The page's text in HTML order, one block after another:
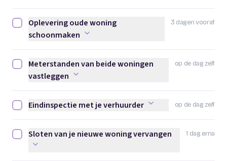
3 dagen vooraf
Oplevering oude woning schoonmaken afvinken
Oplevering oude woning
schoonmaken
op de dag zelf
Meterstanden van beide woningen vastleggen afvinken
Meterstanden van beide woningen
vastleggen
op de dag zelf
Eindinspectie met je verhuurder afvinken
Eindinspectie met je verhuurder
1 dag erna
Sloten van je nieuwe woning vervangen afvinken
Sloten van je nieuwe woning vervangen